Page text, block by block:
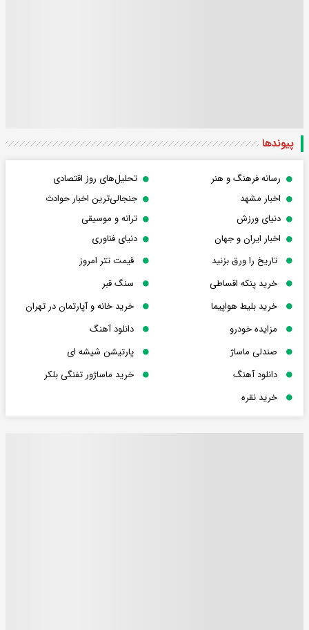
پیوندها
رسانه فرهنگ و هنر
تحلیل‌های روز اقتصادی
اخبار مشهد
جنجالی‌ترین اخبار حوادث
دنیای ورزش
ترانه و موسیقی
اخبار ایران و جهان
دنیای فناوری
تاریخ را ورق بزنید
قیمت تتر امروز
خرید پنکه اقساطی
سنگ قبر
خرید بلیط هواپیما
خرید خانه و آپارتمان در تهران
مزایده خودرو
دانلود آهنگ
صندلی ماساژ
پارتیشن شیشه ای
دانلود آهنگ
خرید ماساژور تفنگی بلکر
خرید نقره